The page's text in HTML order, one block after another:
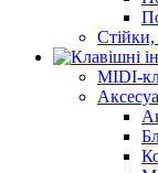
Стійки,
MIDI-